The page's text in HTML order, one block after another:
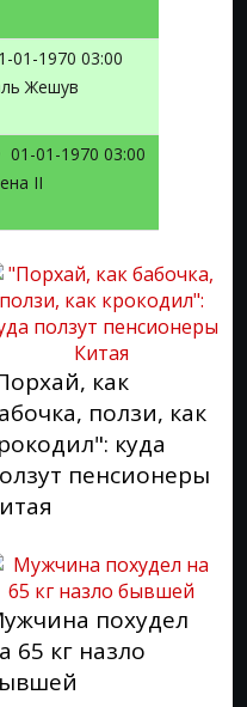
01-1970 03:00
Жешув
01-01-1970 03:00
II
как
ползи, как
куда
пенсионеры
похудел
65 кг назло